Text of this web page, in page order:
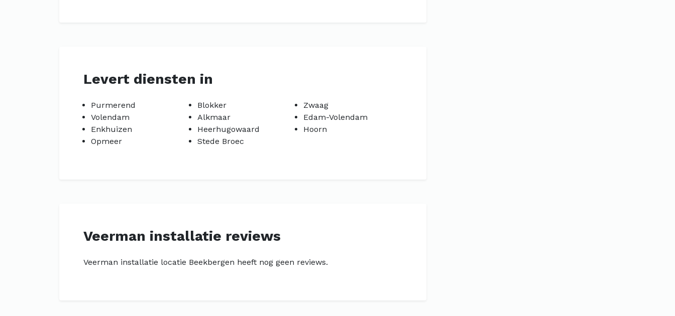
Levert diensten in
Purmerend Blokker
Zwaag
Volendam
Alkmaar
Edam-Volendam
Enkhuizen
Heerhugowaard
Hoorn
Opmeer
Stede Broec
Veerman installatie reviews
Veerman installatie locatie Beekbergen heeft nog geen reviews.